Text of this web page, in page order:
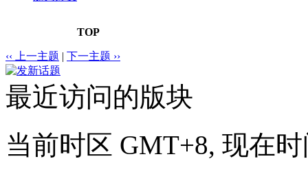
TOP
‹‹ 上一主题 | 下一主题 ››
最近访问的版块
当前时区 GMT+8, 现在